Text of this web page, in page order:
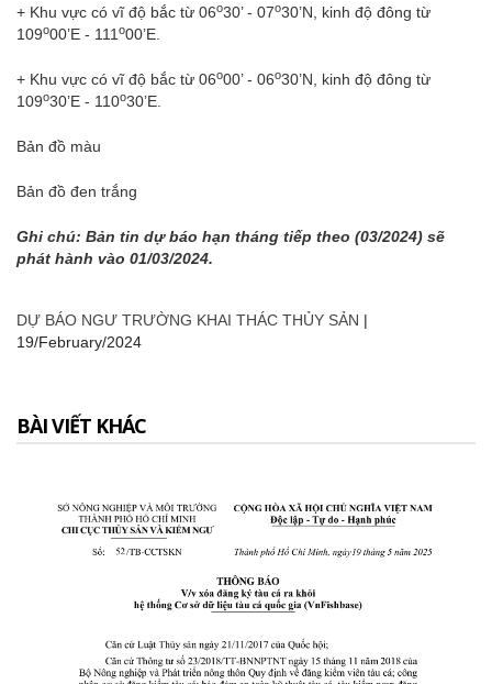
+ Khu vực có vĩ độ bắc từ 06o30’ - 07o30’N, kinh độ đông từ
109o00’E - 111o00’E.
+ Khu vực có vĩ độ bắc từ 06o00’ - 06o30’N, kinh độ đông từ
109o30’E - 110o30’E.
Bản đồ màu
Bản đồ đen trắng
Ghi chú: Bản tin dự báo hạn tháng tiếp theo (03/2024) sẽ
phát hành vào 01/03/2024.
DỰ BÁO NGƯ TRƯỜNG KHAI THÁC THỦY SẢN |
19/February/2024
BÀI VIẾT KHÁC